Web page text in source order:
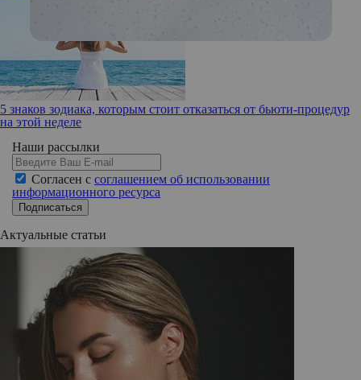
5 знаков зодиака, которым стоит отказаться от бьюти-процедур
на этой неделе
Наши рассылки
Согласен с соглашением об использовании
информационного ресурса
Подписаться
Актуальные статьи